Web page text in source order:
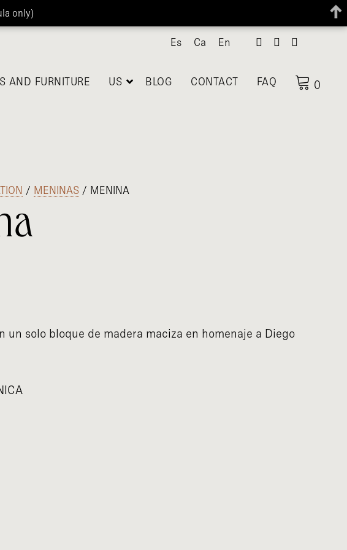
Es Ca En
AND FURNITURE US BLOG CONTACT FAQ 0
/ MENINAS/ MENINA
un solo bloque de madera maciza en homenaje a Diego
only)